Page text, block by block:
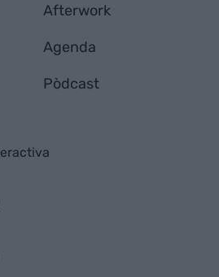
Afterwork
Agenda
Pòdcast